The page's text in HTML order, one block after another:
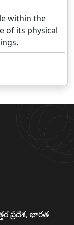
within the
of its physical
ప్రదేశ, భారత